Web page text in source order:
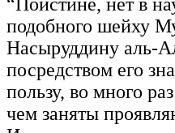
подобного шейху
Насыруддину аль-
посредством его
пользу, во много
чем заняты